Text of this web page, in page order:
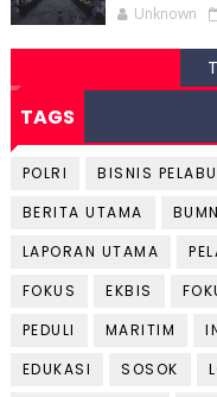
Unknown
TAGS
POLRI BISNIS
BERITA UTAMA
BUMN
LAPORAN UTAMA
FOKUS
EKBIS
PEDULI
MARITIM
EDUKASI
SOSOK